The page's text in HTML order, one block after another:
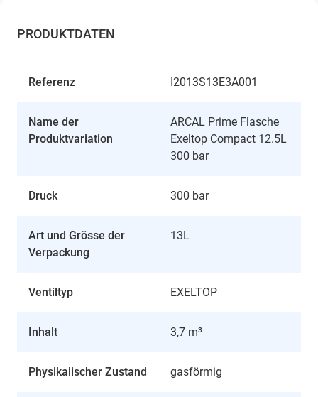
PRODUKTDATEN
Referenz I2013S13E3A001
Name der
Produktvariation
ARCAL Prime Flasche
Exeltop Compact 12.5L
300 bar
Druck 300 bar
Art und Grösse der
Verpackung
13L
Ventiltyp EXELTOP
Inhalt 3,7 m³
Physikalischer Zustand gasförmig